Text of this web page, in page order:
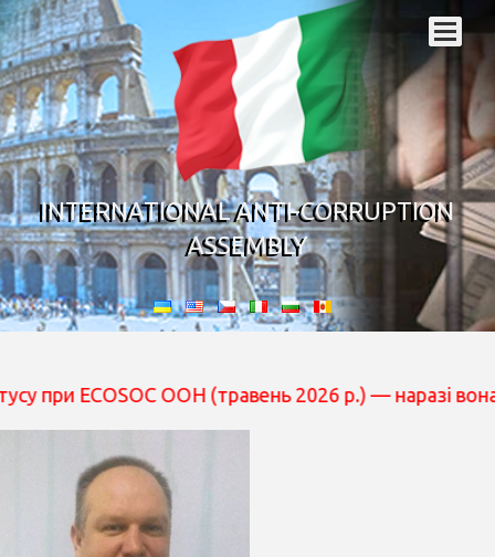
INTERNATIONAL ANTI-CORRUPTION
ASSEMBLY
при ECOSOC ООН (травень 2026 р.) — наразі